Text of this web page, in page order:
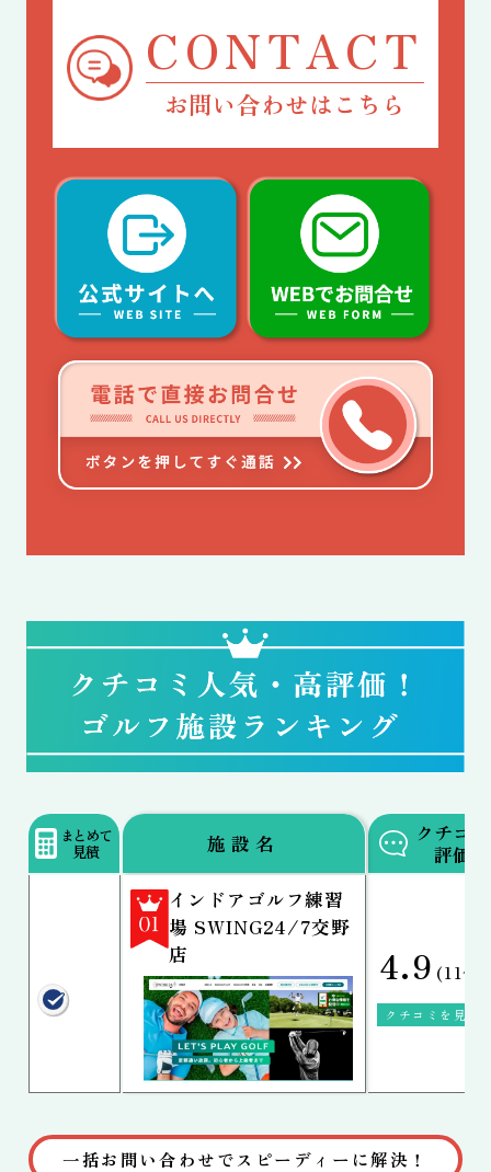
CONTACT
お問い合わせはこちら
まとめて
見積 施設名
クチコミ
評価
インドアゴルフ練習
場 SWING24/7交野
店
4.9 (11件)
クチコミを見る
一括お問い合わせでスピーディーに解決！